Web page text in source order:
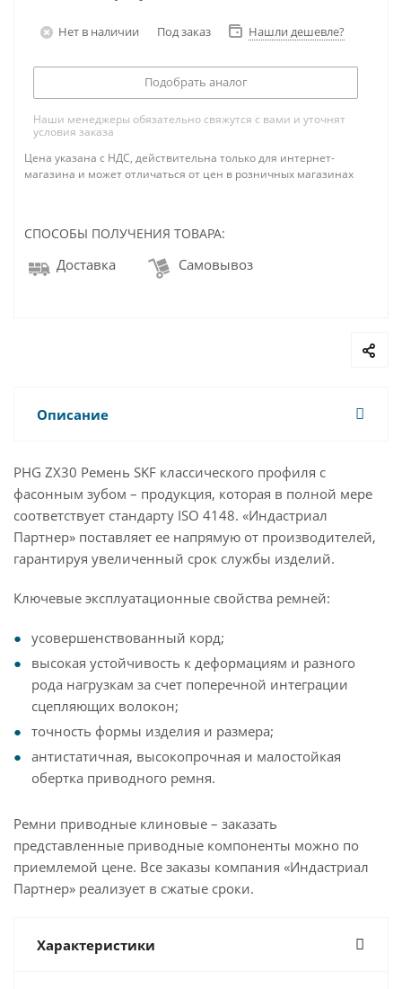
Нет в наличии Под заказ Нашли дешевле?
Подобрать аналог
Наши менеджеры обязательно свяжутся с вами и уточнят
условия заказа
Цена указана с НДС, действительна только для интернет-
магазина и может отличаться от цен в розничных магазинах
СПОСОБЫ ПОЛУЧЕНИЯ ТОВАРА:
Доставка Самовывоз
Описание
PHG ZX30 Ремень SKF классического профиля с
фасонным зубом – продукция, которая в полной мере
соответствует стандарту ISO 4148. «Индастриал
Партнер» поставляет ее напрямую от производителей,
гарантируя увеличенный срок службы изделий.
Ключевые эксплуатационные свойства ремней:
усовершенствованный корд;
высокая устойчивость к деформациям и разного
рода нагрузкам за счет поперечной интеграции
сцепляющих волокон;
точность формы изделия и размера;
антистатичная, высокопрочная и малостойкая
обертка приводного ремня.
Ремни приводные клиновые – заказать
представленные приводные компоненты можно по
приемлемой цене. Все заказы компания «Индастриал
Партнер» реализует в сжатые сроки.
Характеристики